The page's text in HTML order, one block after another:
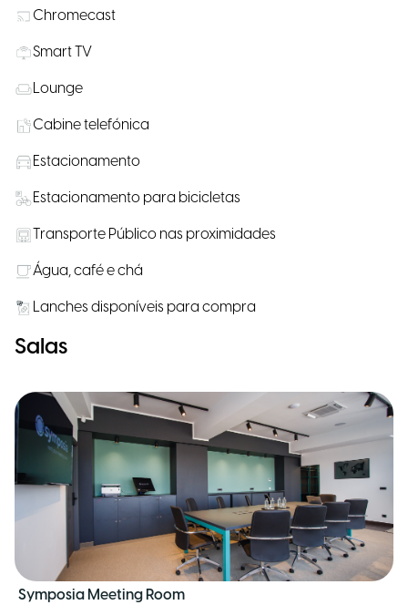
Chromecast
Smart TV
Lounge
Cabine telefónica
Estacionamento
Estacionamento para bicicletas
Transporte Público nas proximidades
Água, café e chá
Lanches disponíveis para compra
Salas
Symposia Meeting Room